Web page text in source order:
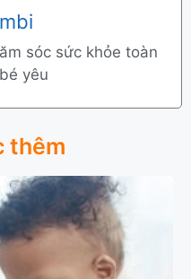
sóc sức khỏe toàn
yêu
thêm